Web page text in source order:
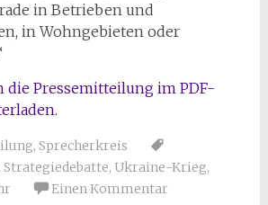
in Betrieben und
in Wohngebieten oder
die Pressemitteilung im PDF-
, Sprecherkreis
Strategiedebatte, Ukraine-Krieg,
Einen Kommentar